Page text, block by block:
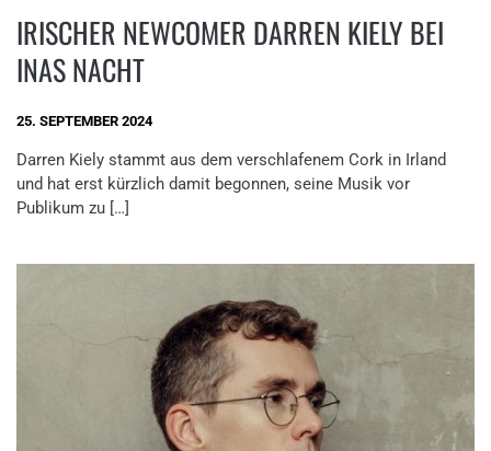
IRISCHER NEWCOMER DARREN KIELY BEI
INAS NACHT
25. SEPTEMBER 2024
Darren Kiely stammt aus dem verschlafenem Cork in Irland
und hat erst kürzlich damit begonnen, seine Musik vor
Publikum zu […]